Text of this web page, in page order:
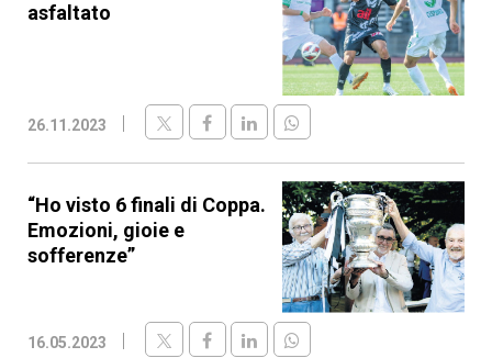
asfaltato
26.11.2023
“Ho visto 6 finali di Coppa.
Emozioni, gioie e
sofferenze”
16.05.2023